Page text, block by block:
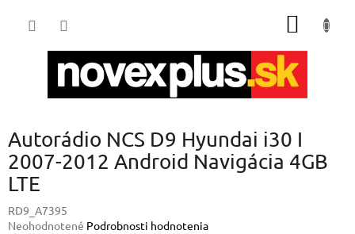
Autorádio NCS D9 Hyundai i30 I
2007-2012 Android Navigácia 4GB
LTE
RD9_A7395
Priemerné
Neohodnotené Podrobnosti hodnotenia